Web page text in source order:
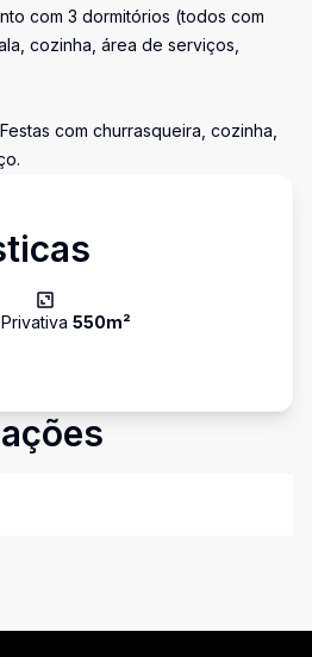
com 3 dormitórios (todos com
cozinha, área de serviços,
com churrasqueira, cozinha,
550m²